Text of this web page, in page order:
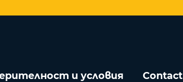
и условия Contact